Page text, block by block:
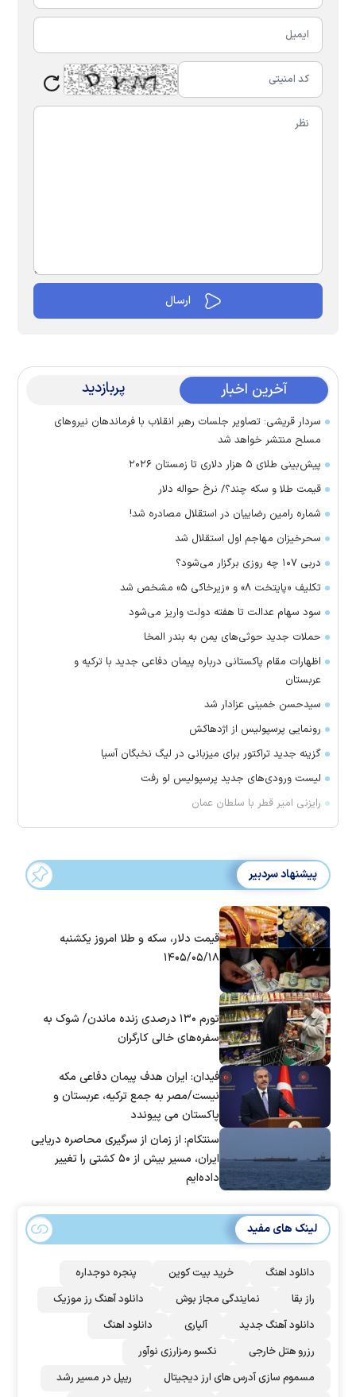
آخرین اخبار پربازدید
سردار قریشی: تصاویر جلسات رهبر انقلاب با فرماندهان نیرو‌های
مسلح منتشر خواهد شد
پیش‌بینی طلای ۵ هزار دلاری تا زمستان ۲۰۲۶
قیمت طلا و سکه چند؟/ نرخ حواله دلار
شماره رامین رضاییان در استقلال مصادره شد!
سحرخیزان مهاجم اول استقلال شد
دربی ۱۰۷ چه روزی برگزار می‌شود؟
تکلیف «پایتخت ۸» و «زیرخاکی ۵» مشخص شد
سود سهام عدالت تا هفته دولت واریز می‌شود
حملات جدید حوثی‌های یمن به بندر المخا
اظهارات مقام پاکستانی درباره پیمان دفاعی جدید با ترکیه و
عربستان
سیدحسن خمینی عزادار شد
رونمایی پرسپولیس از اژدهاکش
گزینه جدید تراکتور برای میزبانی در لیگ نخبگان آسیا
لیست ورودی‌های جدید پرسپولیس لو رفت
رایزنی امیر قطر با سلطان عمان
پیشنهاد سردبیر
قیمت دلار، سکه و طلا امروز یکشنبه
۱۴۰۵/۰۵/۱۸
تورم ۱۳۰ درصدی زنده ماندن/ شوک به
سفره‌های خالی کارگران
فیدان: ایران هدف پیمان دفاعی مکه
نیست/مصر به جمع ترکیه، عربستان و
پاکستان می پیوندد
سنتکام: از زمان از سرگیری محاصره دریایی
ایران، مسیر بیش از ۵۰ کشتی را تغییر
داده‌ایم
لینک های مفید
دانلود اهنگ خرید بیت کوین
پنجره دوجداره
راز بقا
نمایندگی مجاز بوش
دانلود آهنگ رز‌ موزیک
دانلود آهنگ جدید
آلپاری
دانلود اهنگ
رزرو هتل خارجی
نکسو رمزارزی نوآور
مسموم سازی آدرس های ارز دیجیتال
ریپل در مسیر رشد